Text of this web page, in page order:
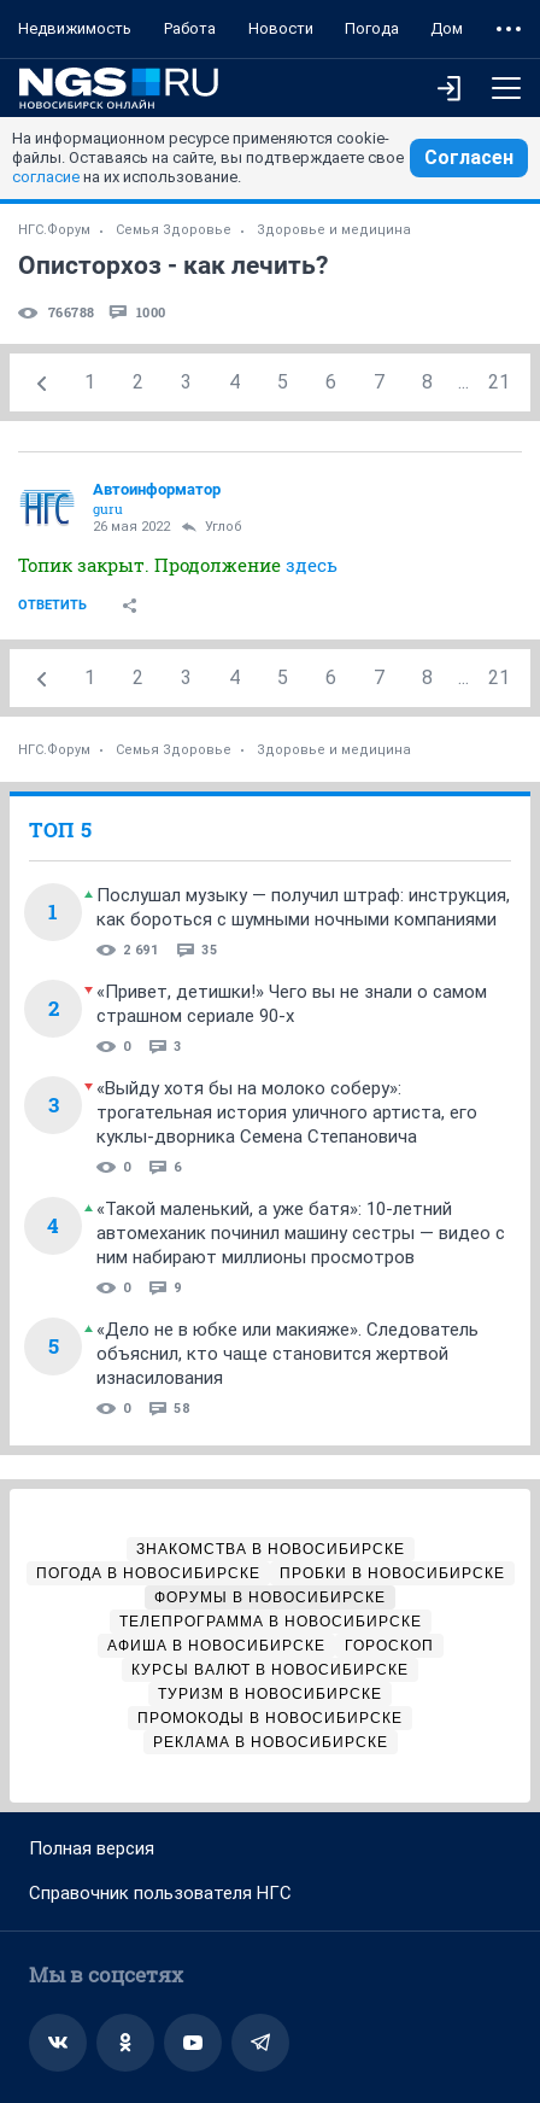
Недвижимость Работа Новости Погода Дом
На информационном ресурсе применяются cookie-
файлы. Оставаясь на сайте, вы подтверждаете свое
согласие на их использование.
Согласен
НГС.Форум Семья Здоровье Здоровье и медицина
Описторхоз - как лечить?
766788 1000
1 2 3 4 5 6 7 8 ... 21
Автоинформатор
guru
26 мая 2022 Углоб
Топик закрыт. Продолжение здесь
ОТВЕТИТЬ
1 2 3 4 5 6 7 8 ... 21
НГС.Форум Семья Здоровье Здоровье и медицина
ТОП 5
1
Послушал музыку — получил штраф: инструкция,
как бороться с шумными ночными компаниями
2 691 35
2
«Привет, детишки!» Чего вы не знали о самом
страшном сериале 90-х
0 3
3
«Выйду хотя бы на молоко соберу»:
трогательная история уличного артиста, его
куклы-дворника Семена Степановича
0 6
4
«Такой маленький, а уже батя»: 10-летний
автомеханик починил машину сестры — видео с
ним набирают миллионы просмотров
0 9
5
«Дело не в юбке или макияже». Следователь
объяснил, кто чаще становится жертвой
изнасилования
0 58
ЗНАКОМСТВА В НОВОСИБИРСКЕ
ПОГОДА В НОВОСИБИРСКЕ
ПРОБКИ В НОВОСИБИРСКЕ
ФОРУМЫ В НОВОСИБИРСКЕ
ТЕЛЕПРОГРАММА В НОВОСИБИРСКЕ
АФИША В НОВОСИБИРСКЕ
ГОРОСКОП
КУРСЫ ВАЛЮТ В НОВОСИБИРСКЕ
ТУРИЗМ В НОВОСИБИРСКЕ
ПРОМОКОДЫ В НОВОСИБИРСКЕ
РЕКЛАМА В НОВОСИБИРСКЕ
Полная версия
Справочник пользователя НГС
Мы в соцсетях